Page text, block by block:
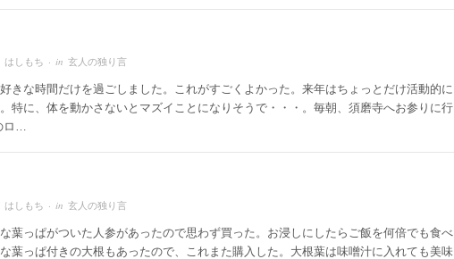
はしもち · in 玄人の独り言
きな時間だけを過ごしました。これがすごくよかった。来年はちょっとだけ活動的に
特に、体を動かさないとマズイことになりそうで・・・。毎朝、須磨寺へお参りに行
ロ…
はしもち · in 玄人の独り言
葉っぱがついた人参があったので思わず買った。お浸しにしたらご飯を何倍でも食べ
葉っぱ付きの大根もあったので、これまた購入した。大根葉は味噌汁に入れても美味